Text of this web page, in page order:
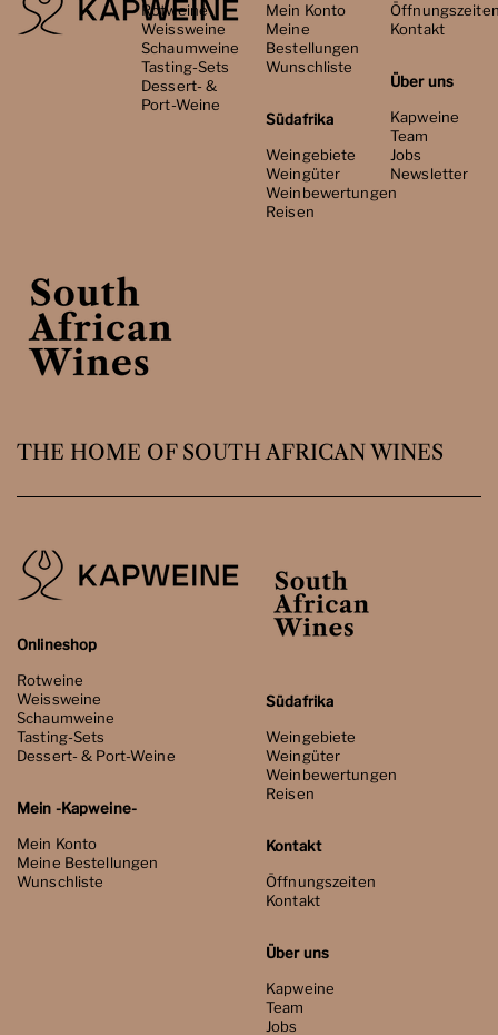
Rotweine
Weissweine
Schaumweine
Tasting-Sets
Dessert- &
Port-Weine
Mein Konto
Meine
Bestellungen
Wunschliste
Südafrika
Weingebiete
Weingüter
Weinbewertungen
Reisen
Kontakt
Über uns
Kapweine
Team
Jobs
Newsletter
THE HOME OF SOUTH AFRICAN WINES
Onlineshop
Rotweine
Weissweine
Schaumweine
Tasting-Sets
Dessert- & Port-Weine
Mein -Kapweine-
Mein Konto
Meine Bestellungen
Wunschliste
Südafrika
Weingebiete
Weingüter
Weinbewertungen
Reisen
Kontakt
Öffnungszeiten
Kontakt
Über uns
Kapweine
Team
Jobs